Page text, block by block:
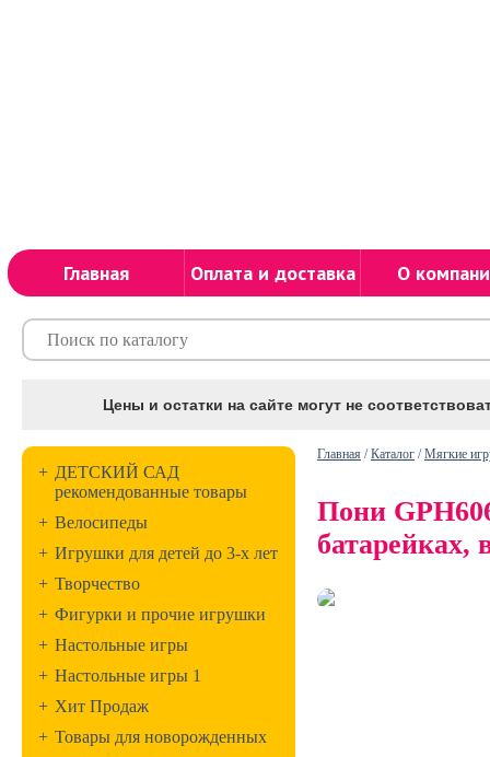
Главная Оплата и доставка О
Цены и остатки на сайте могут не
+ ДЕТСКИЙ САД
рекомендованные товары
+ Велосипеды
+ Игрушки для детей до 3-х лет
+ Творчество
+ Фигурки и прочие игрушки
+ Настольные игры
+ Настольные игры 1
+ Хит Продаж
+ Товары для новорожденных
Главная /Каталог /Мягкие
Пони
батарейках,